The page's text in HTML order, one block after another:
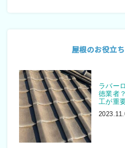
屋根のお役立
ラバー
徳業者
工が重